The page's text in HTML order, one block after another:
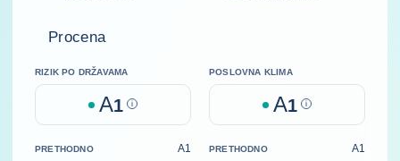
Procena
RIZIK PO DRŽAVAMA
A1 Help
POSLOVNA KLIMA
A1 Help
PRETHODNO A1 PRETHODNO A1